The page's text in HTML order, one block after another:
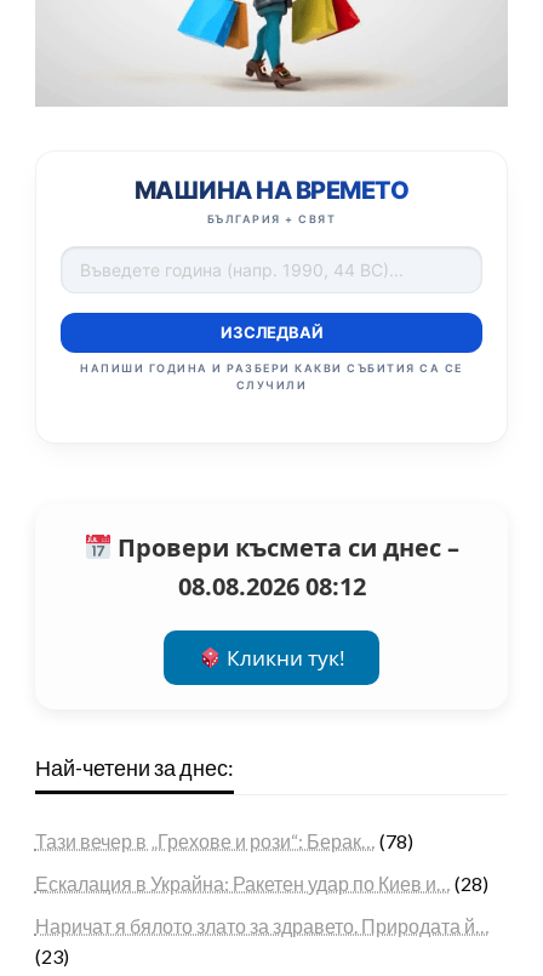
МАШИНА НА ВРЕМЕТО
БЪЛГАРИЯ + СВЯТ
ИЗСЛЕДВАЙ
НАПИШИ ГОДИНА И РАЗБЕРИ КАКВИ СЪБИТИЯ СА СЕ
СЛУЧИЛИ
Провери късмета си днес –
08.08.2026 08:12
Кликни тук!
Най-четени за днес:
Тази вечер в „Грехове и рози“: Берак… (78)
Ескалация в Украйна: Ракетен удар по Киев и… (28)
Наричат я бялото злато за здравето. Природата й…
(23)